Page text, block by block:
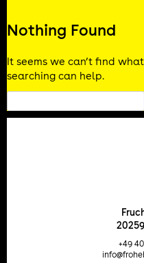
Nothing Found
It seems we can’t find
searching can help.
nach:
+49